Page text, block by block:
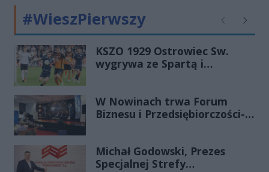
#WieszPierwszy Poprzednie
KSZO 1929 Ostrowiec Sw.
wygrywa ze Spartą i
W Nowinach trwa Forum
Biznesu i Przedsiębiorczości-
Michał Godowski, Prezes
Specjalnej Strefy